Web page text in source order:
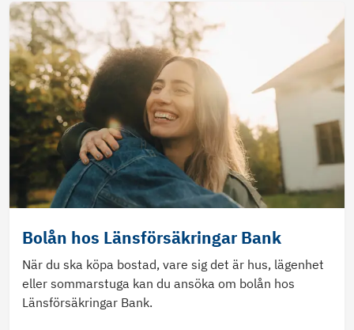
Bolån hos Länsförsäkringar Bank
När du ska köpa bostad, vare sig det är hus, lägenhet
eller sommarstuga kan du ansöka om bolån hos
Länsförsäkringar Bank.